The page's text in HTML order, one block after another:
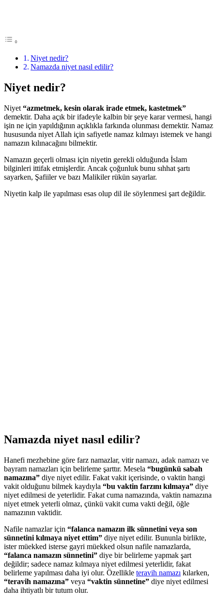
Niyet nedir?
Namazda niyet nasıl edilir?
Niyet nedir?
Niyet “azmetmek, kesin olarak irade etmek, kastetmek”
demektir. Daha açık bir ifadeyle kalbin bir şeye karar vermesi, hangi
işin ne için yapıldığının açıklıkla farkında olunması demektir. Namaz
hususunda niyet Allah için safiyetle namaz kılmayı istemek ve hangi
namazın kılınacağını bilmektir.
Namazın geçerli olması için niyetin gerekli olduğunda İslam
bilginleri ittifak etmişlerdir. Ancak çoğunluk bunu sıhhat şartı
sayarken, Şafiiler ve bazı Malikiler rükün sayarlar.
Niyetin kalp ile yapılması esas olup dil ile söylenmesi şart değildir.
Namazda niyet nasıl edilir?
Hanefi mezhebine göre farz namazlar, vitir namazı, adak namazı ve
bayram namazları için belirleme şarttır. Mesela “bugünkü sabah
namazına” diye niyet edilir. Fakat vakit içerisinde, o vaktin hangi
vakit olduğunu bilmek kaydıyla “bu vaktin farzını kılmaya” diye
niyet edilmesi de yeterlidir. Fakat cuma namazında, vaktin namazına
niyet etmek yeterli olmaz, çünkü vakit cuma vakti değil, öğle
namazının vaktidir.
Nafile namazlar için “falanca namazın ilk sünnetini veya son
sünnetini kılmaya niyet ettim” diye niyet edilir. Bununla birlikte,
ister müekked isterse gayri müekked olsun nafile namazlarda,
“falanca namazın sünnetini” diye bir belirleme yapmak şart
değildir; sadece namaz kılmaya niyet edilmesi yeterlidir, fakat
belirleme yapılması daha iyi olur. Özellikle teravih namazı kılarken,
“teravih namazına” veya “vaktin sünnetine” diye niyet edilmesi
daha ihtiyatlı bir tutum olur.